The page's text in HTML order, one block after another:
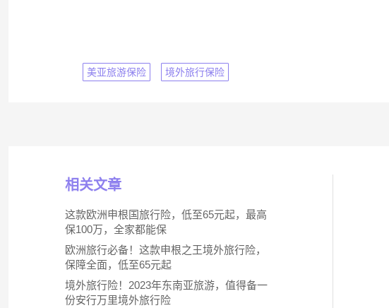
美亚旅游保险 境外旅行保险
相关文章
这款欧洲申根国旅行险，低至65元起，最高
保100万，全家都能保
欧洲旅行必备！这款申根之王境外旅行险，
保障全面，低至65元起
境外旅行险！2023年东南亚旅游，值得备一
份安行万里境外旅行险